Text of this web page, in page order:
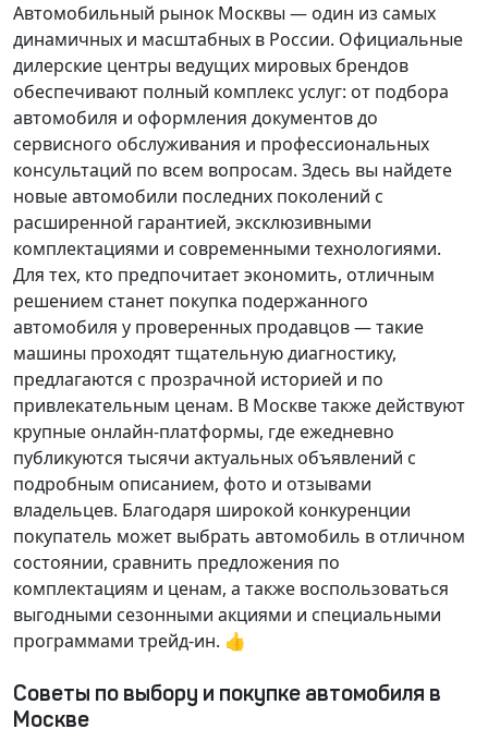
Автомобильный рынок Москвы — один из самых
динамичных и масштабных в России. Официальные
дилерские центры ведущих мировых брендов
обеспечивают полный комплекс услуг: от подбора
автомобиля и оформления документов до
сервисного обслуживания и профессиональных
консультаций по всем вопросам. Здесь вы найдете
новые автомобили последних поколений с
расширенной гарантией, эксклюзивными
комплектациями и современными технологиями.
Для тех, кто предпочитает экономить, отличным
решением станет покупка подержанного
автомобиля у проверенных продавцов — такие
машины проходят тщательную диагностику,
предлагаются с прозрачной историей и по
привлекательным ценам. В Москве также действуют
крупные онлайн-платформы, где ежедневно
публикуются тысячи актуальных объявлений с
подробным описанием, фото и отзывами
владельцев. Благодаря широкой конкуренции
покупатель может выбрать автомобиль в отличном
состоянии, сравнить предложения по
комплектациям и ценам, а также воспользоваться
выгодными сезонными акциями и специальными
программами трейд-ин. 👍
Советы по выбору и покупке автомобиля в
Москве